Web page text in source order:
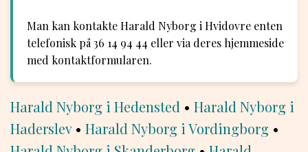
Man kan kontakte Harald Nyborg i Hvidovre enten
telefonisk på 36 14 94 44 eller via deres hjemmeside
med kontaktformularen.
Harald Nyborg i Hedensted • Harald Nyborg i
Haderslev• Harald Nyborg i Vordingborg •